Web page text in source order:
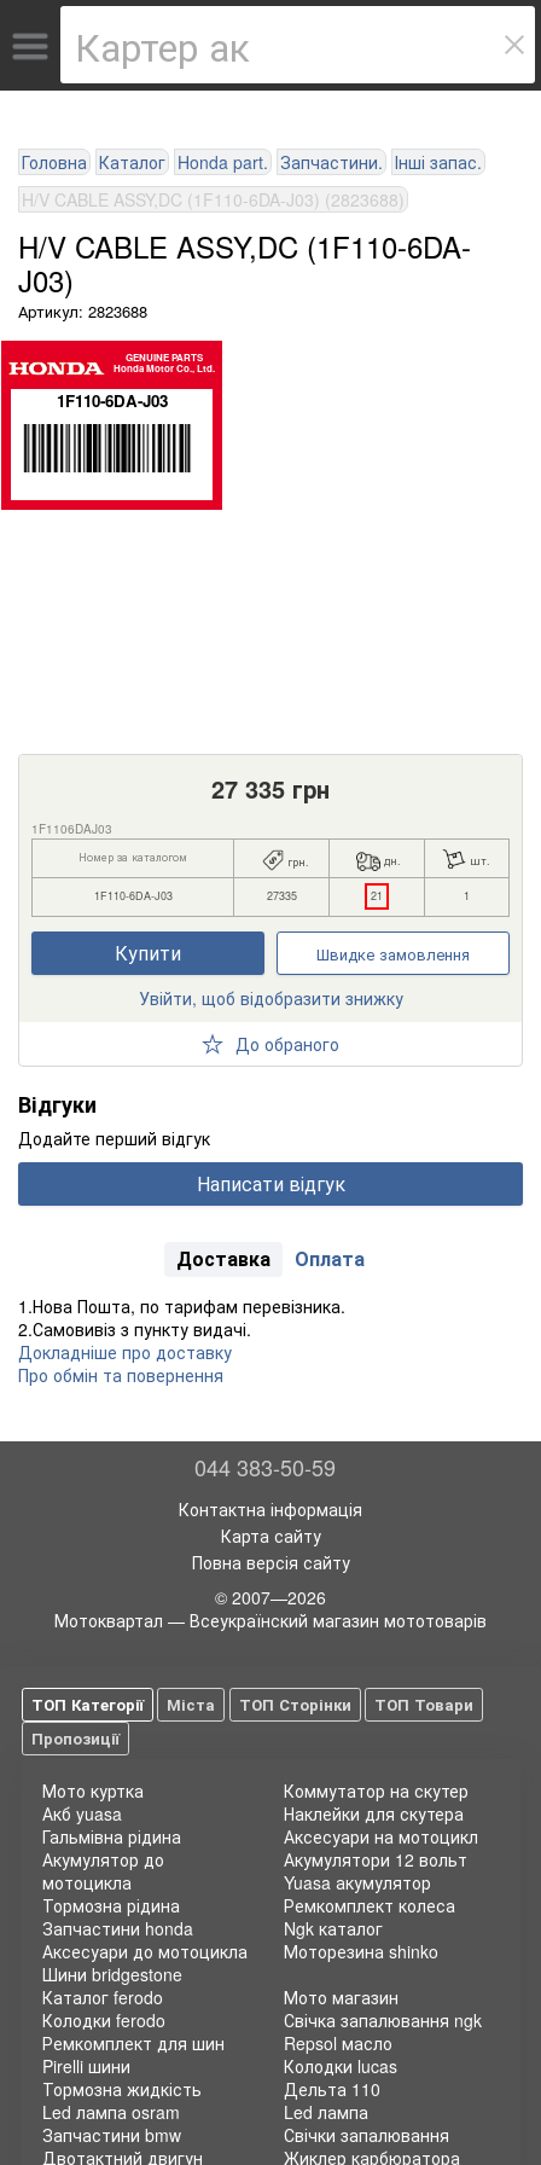
Головна Каталог Honda part. Запчастини. Інші запас.
H/V CABLE ASSY,DC (1F110-6DA-J03) (2823688)
H/V CABLE ASSY,DC (1F110-6DA-
J03)
Артикул: 2823688
GENUINE PARTS
Honda Motor Co., Ltd.
1F110-6DA-J03
27 335 грн
1F1106DAJ03
Номер за каталогом грн. дн. шт.
1F110-6DA-J03 27335 21 1
Купити Швидке замовлення
Увійти, щоб відобразити знижку
До обраного
Відгуки
Додайте перший відгук
Написати відгук
Доставка Оплата
1.Нова Пошта, по тарифам перевізника.
2.Самовивіз з пункту видачі.
Докладніше про доставку
Про обмін та повернення
044 383-50-59
Контактна інформація
Карта сайту
Повна версія сайту
© 2007—2026
Мотоквартал — Всеукраїнский магазин мототоварів
ТОП Категорії Міста ТОП Сторінки
ТОП Товари
Пропозиції
Мото куртка
Акб yuasa
Гальмівна рідина
Акумулятор до
мотоцикла
Тормозна рідина
Запчастини honda
Аксесуари до мотоцикла
Шини bridgestone
Коммутатор на скутер
Наклейки для скутера
Аксесуари на мотоцикл
Акумулятори 12 вольт
Yuasa акумулятор
Ремкомплект колеса
Ngk каталог
Моторезина shinko
Каталог ferodo
Колодки ferodo
Ремкомплект для шин
Pirelli шини
Тормозна жидкість
Led лампа osram
Запчастини bmw
Двотактний двигун
Мото магазин
Свічка запалювання ngk
Repsol масло
Колодки lucas
Дельта 110
Led лампа
Свічки запалювання
Жиклер карбюратора